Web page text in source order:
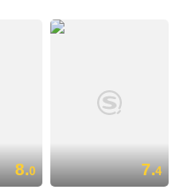
8.0 7.4